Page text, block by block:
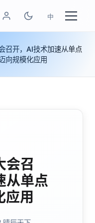
中
召开，AI技术加速从单点
向规模化应用
会召
从单点
应用